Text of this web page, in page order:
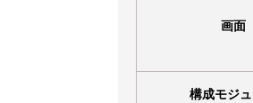
画面
構成モジ